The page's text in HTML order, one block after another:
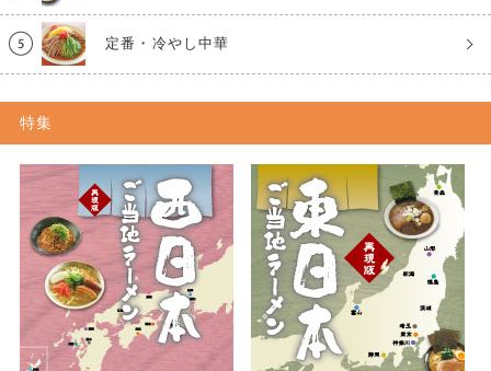
定番・冷やし中華
特集